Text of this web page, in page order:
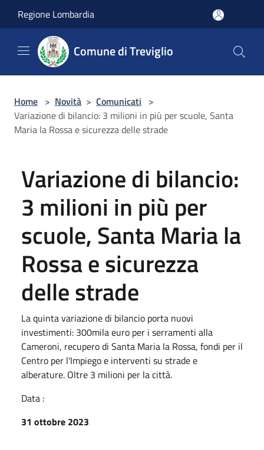
Regione Lombardia
Comune di Treviglio
Home > Novità > Comunicati >
Variazione di bilancio: 3 milioni in più per scuole, Santa
Maria la Rossa e sicurezza delle strade
Variazione di bilancio:
3 milioni in più per
scuole, Santa Maria la
Rossa e sicurezza
delle strade
La quinta variazione di bilancio porta nuovi
investimenti: 300mila euro per i serramenti alla
Cameroni, recupero di Santa Maria la Rossa, fondi per il
Centro per l'Impiego e interventi su strade e
alberature. Oltre 3 milioni per la città.
Data :
31 ottobre 2023